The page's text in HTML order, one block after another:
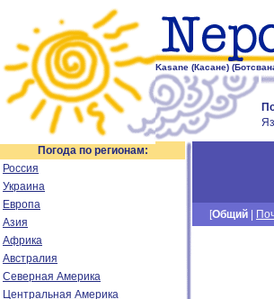
Kasane (Касане)
Погода по регионам:
Россия
Украина
Европа
Азия
Африка
Австралия
Северная Америка
Центральная Америка
[Общий